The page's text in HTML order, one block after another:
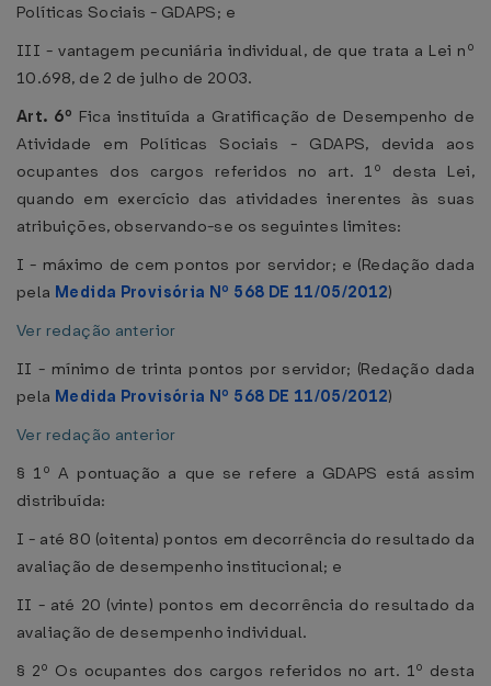
Políticas Sociais - GDAPS; e
III - vantagem pecuniária individual, de que trata a Lei nº
10.698, de 2 de julho de 2003.
Art. 6º Fica instituída a Gratificação de Desempenho de
Atividade em Políticas Sociais - GDAPS, devida aos
ocupantes dos cargos referidos no art. 1º desta Lei,
quando em exercício das atividades inerentes às suas
atribuições, observando-se os seguintes limites:
I - máximo de cem pontos por servidor; e (Redação dada
pela Medida Provisória Nº 568 DE 11/05/2012)
Ver redação anterior
II - mínimo de trinta pontos por servidor; (Redação dada
pela Medida Provisória Nº 568 DE 11/05/2012)
Ver redação anterior
§ 1º A pontuação a que se refere a GDAPS está assim
distribuída:
I - até 80 (oitenta) pontos em decorrência do resultado da
avaliação de desempenho institucional; e
II - até 20 (vinte) pontos em decorrência do resultado da
avaliação de desempenho individual.
§ 2º Os ocupantes dos cargos referidos no art. 1º desta